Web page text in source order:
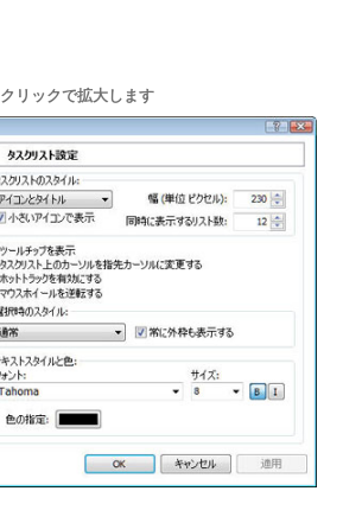
クリックで拡大します